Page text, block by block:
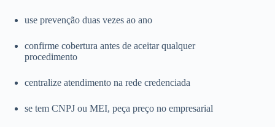
use prevenção duas vezes ao ano
confirme cobertura antes de aceitar qualquer
procedimento
centralize atendimento na rede credenciada
se tem CNPJ ou MEI, peça preço no empresarial